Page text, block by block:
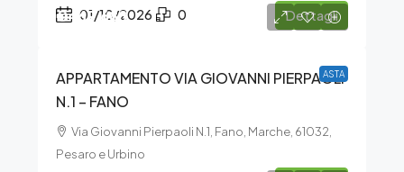
01/10/2026 0 Dettagli
ASTA
€469.688
APPARTAMENTO VIA GIOVANNI PIERPAOLI
N.1 – FANO
Via Giovanni Pierpaoli N.1, Fano, Marche, 61032,
Pesaro e Urbino